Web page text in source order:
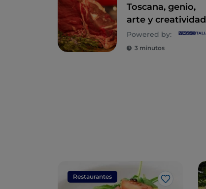
Toscana, genio,
arte y creatividad
en la mesa
Powered by:
3 minutos
Restaurantes
Me gusta